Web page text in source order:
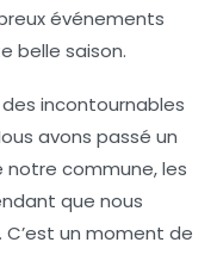
événements
belle saison.
incontournables
avons passé un
notre commune, les
que nous
un moment de